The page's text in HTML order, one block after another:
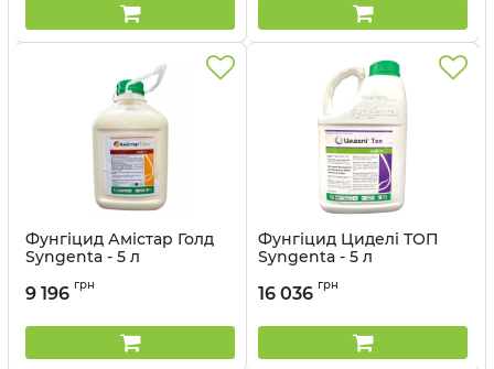
Фунгіцид Амістар Голд
Syngenta - 5 л
9 196 грн
Фунгіцид Циделі ТОП
Syngenta - 5 л
16 036 грн